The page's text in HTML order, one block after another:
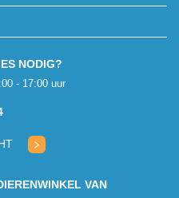
NODIG?
- 17:00 uur
VAN